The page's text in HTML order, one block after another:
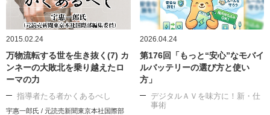
2015.02.24
万物流転する世を生き抜く(7) カ
ンネーの大敗北を乗り越えたロ
ーマの力
指導者たる者かくあるべし
宇惠一郎氏 / 元読売新聞東京本社国際部
2026.04.24
第176回「もっと“安心”なモバイ
ルバッテリーの選び方と使い
方」
デジタルＡＶを味方に！新・仕
事術